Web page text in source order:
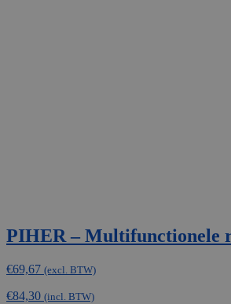
PIHER – Multifunctionele
€69,67 (excl. BTW)
€84,30 (incl. BTW)